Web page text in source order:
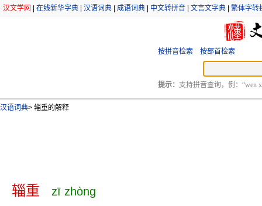
汉文学网 在线新华字典 汉语词典 成语词典 中文转拼音 文言文字典 繁体字转
按拼音检索 按部首检索
提示： 支持拼音查询，例：“wen
汉语词典> 辎重的解释
辎重 zī zhòng